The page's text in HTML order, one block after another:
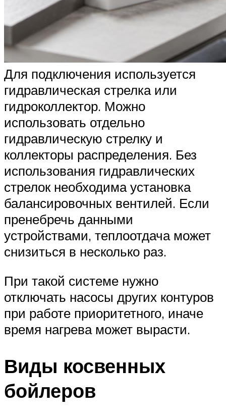
Для подключения используется
гидравлическая стрелка или
гидроколлектор. Можно
использовать отдельно
гидравлическую стрелку и
коллекторы распределения. Без
использования гидравлических
стрелок необходима установка
балансировочных вентилей. Если
пренебречь данными
устройствами, теплоотдача может
снизиться в несколько раз.
При такой системе нужно
отключать насосы других контуров
при работе приоритетного, иначе
время нагрева может вырасти.
Виды косвенных
бойлеров